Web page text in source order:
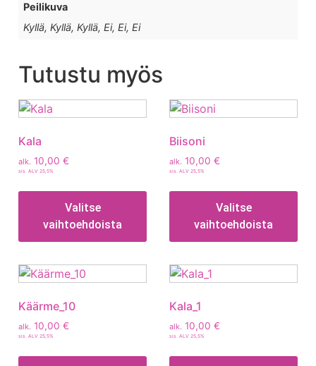
Peilikuva
Kyllä, Kyllä, Kyllä, Ei, Ei, Ei
Tutustu myös
Kala
alk. 10,00 €
sis. ALV 25,5%
Valitse
vaihtoehdoista
Biisoni
alk. 10,00 €
sis. ALV 25,5%
Valitse
vaihtoehdoista
Käärme_10
alk. 10,00 €
sis. ALV 25,5%
Kala_1
alk. 10,00 €
sis. ALV 25,5%